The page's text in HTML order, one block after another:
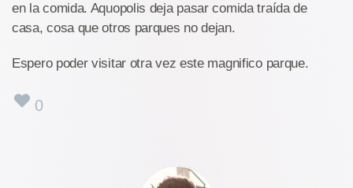
en la comida. Aquopolis deja pasar comida traída de
casa, cosa que otros parques no dejan.
Espero poder visitar otra vez este magnifico parque.
0